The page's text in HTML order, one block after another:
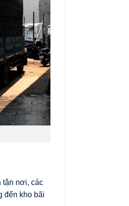
tận nơi, các
đến kho bãi